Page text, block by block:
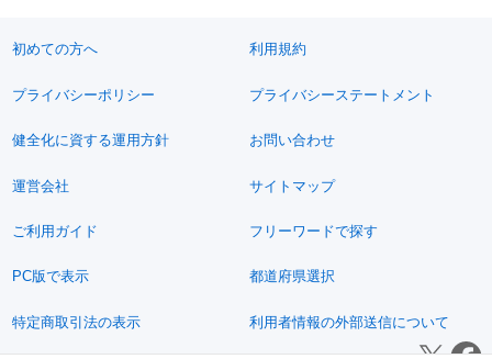
初めての方へ 利用規約
プライバシーポリシー プライバシーステートメント
健全化に資する運用方針 お問い合わせ
運営会社 サイトマップ
ご利用ガイド フリーワードで探す
PC版で表示 都道府県選択
特定商取引法の表示 利用者情報の外部送信について